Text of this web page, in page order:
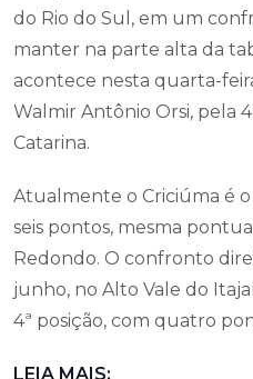
do Rio do Sul, em um
manter na parte alta da
acontece nesta quarta-
Walmir Antônio Orsi, pela
Catarina.
Atualmente o Criciúma é
seis pontos, mesma
Redondo. O confronto
junho, no Alto Vale do
4ª posição, com quatro
LEIA MAIS: